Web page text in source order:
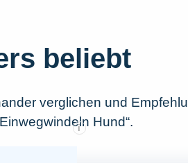
beliebt
verglichen und
Hund“.
i